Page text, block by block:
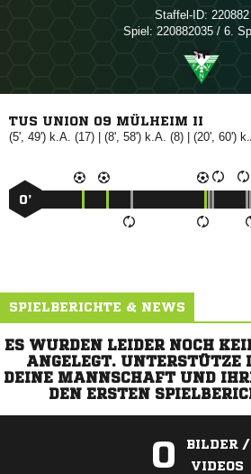
Staffel-ID: 220882
Spiel: 220882035 / 6.
TUS UNION 09 MÜLHEIM II
(5', 49') k.A. (17) | (8', 58') k.A. (8) | (20', 60')
0’
SPIELBERICHTE & NEWS
ES WURDEN LEIDER NOCH
ANGELEGT. UNTERSTÜTZE
DEINE MANNSCHAFT UND
DEN ERSTEN
0
BILDER /
VIDEOS